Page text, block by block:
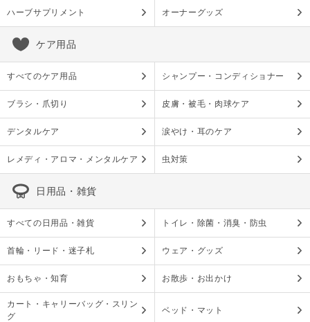
ハーブサプリメント オーナーグッズ
ケア用品
すべてのケア用品 シャンプー・コンディショナー
ブラシ・爪切り 皮膚・被毛・肉球ケア
デンタルケア 涙やけ・耳のケア
レメディ・アロマ・メンタルケア 虫対策
日用品・雑貨
すべての日用品・雑貨 トイレ・除菌・消臭・防虫
首輪・リード・迷子札 ウェア・グッズ
おもちゃ・知育 お散歩・お出かけ
カート・キャリーバッグ・スリン
グ
ベッド・マット